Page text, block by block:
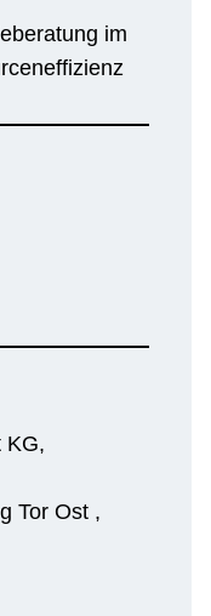
im
KG,
Tor Ost ,